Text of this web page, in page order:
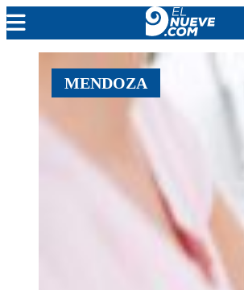
EL NUEVE
SOCIEDAD
POLÍTICA
POLICIALES
MENDOZA